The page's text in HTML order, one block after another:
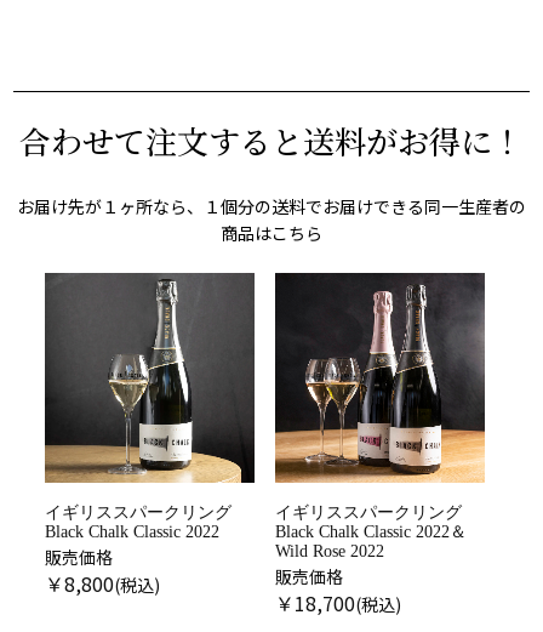
合わせて注文すると送料がお得に！
お届け先が１ヶ所なら、１個分の送料でお届けできる同一生産者の
商品はこちら
イギリススパークリング
Black Chalk Classic 2022
販売価格
￥8,800
イギリススパークリング
Black Chalk Classic 2022＆
Wild Rose 2022
販売価格
￥18,700